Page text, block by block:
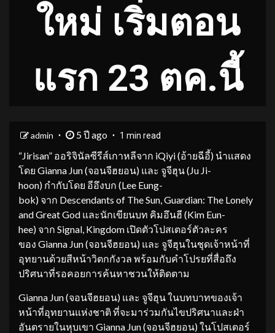
ใหม่ เริ่มตอน
แรก 23 ตค.นี้
admin 5 ปี ago 1 min read
“Jirisan” ออริจินัลซีรีส์เกาหลีจาก iQiyi (อ้ายฉีอี้) นำแสดง
โดย Gianna Jun (จอนจีฮยอน) และ จูจีฮุน (Ju Ji-
hoon) กำกับโดย อีอึงบก (Lee Eung-
bok) จาก Descendants of The Sun, Guardian: The Lonely
and Great God และนักเขียนบท คิมอึนฮี (Kim Eun-
hee) จาก Signal, Kingdom เปิดตัวโปสเตอร์ตัวละคร
ของ Gianna Jun (จอนจีฮยอน) และ จูจีฮุนในชุดเจ้าหน้าที่
อุทยานด้วยสีหน้าวิตกกังวล พร้อมกับคำโปรยที่สื่อถึง
ปริศนาที่รอคอยการค้นหาชวนให้ติดตาม
Gianna Jun (จอนจีฮยอน) และ จูจีฮุน ในบทบาทของเจ้า
หน้าที่อุทยานแห่งชาติ ที่จะมาร่วมกันไขปริศนาและฝ่า
อันตรายในหุบเขา Gianna Jun (จอนจีฮยอน) ในโปสเตอร์